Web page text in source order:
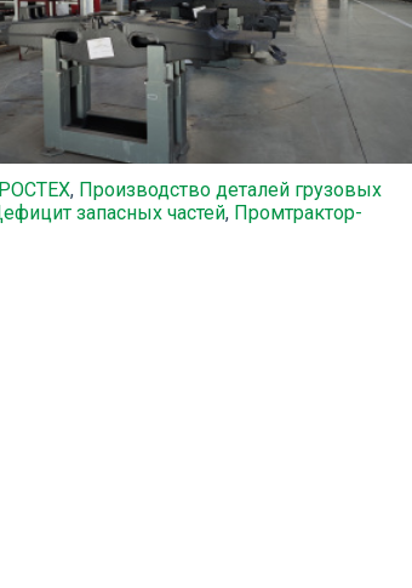
РОСТЕХ, Производство деталей грузовых
запасных частей, Промтрактор-